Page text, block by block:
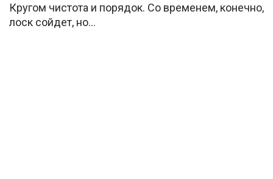
Кругом чистота и порядок. Со временем, конечно,
лоск сойдет, но…